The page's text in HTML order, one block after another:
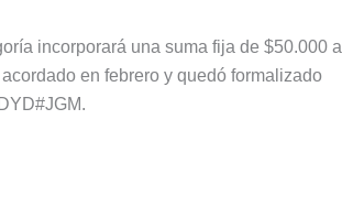
incorporará una suma fija de $50.000 al
en febrero y quedó formalizado